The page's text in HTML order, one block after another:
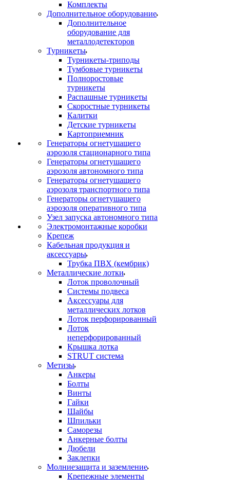
Комплекты
Дополнительное оборудование
Дополнительное
оборудование для
металлодетекторов
Турникеты
Турникеты-триподы
Тумбовые турникеты
Полноростовые
турникеты
Распашные турникеты
Скоростные турникеты
Калитки
Детские турникеты
Картоприемник
Генераторы огнетушащего
аэрозоля стационарного типа
Генераторы огнетушащего
аэрозоля автономного типа
Генераторы огнетушащего
аэрозоля транспортного типа
Генераторы огнетушащего
аэрозоля оперативного типа
Узел запуска автономного типа
Электромонтажные коробки
Крепеж
Кабельная продукция и
аксессуары
Трубка ПВХ (кембрик)
Металлические лотки
Лоток проволочный
Системы подвеса
Аксессуары для
металлических лотков
Лоток перфорированный
Лоток
неперфорированный
Крышка лотка
STRUT система
Метизы
Анкеры
Болты
Винты
Гайки
Шайбы
Шпильки
Саморезы
Анкерные болты
Дюбели
Заклепки
Молниезащита и заземление
Крепежные элементы